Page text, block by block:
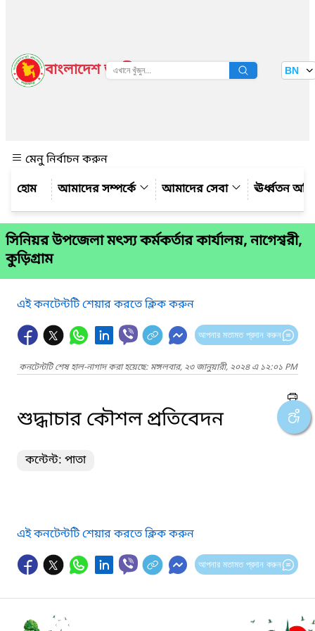
বাংলাদেশ জাতীয় তথ্য বাতায়ন BN
মেনু নির্বাচন করুন
আমাদের সম্পর্কে
আমাদের সেবা ঊর্ধ্বতন
সিনিয়র উপজেলা মৎস্য কর্মকর্তার কার্যালয়, নাগেশ্বরী,
কুড়িগ্রাম
এই কনটেন্টটি শেয়ার করতে ক্লিক করুন
আপনার মতামত প্রদান করুন
কনটেন্টটি শেষ হাল-নাগাদ করা হয়েছে: মঙ্গলবার, ২৩ জানুয়ারী, ২০২৪ এ ১২:০১ PM
শুদ্ধাচার কৌশল প্রতিবেদন
কন্টেন্ট: পাতা
এই কনটেন্টটি শেয়ার করতে ক্লিক করুন
আপনার মতামত প্রদান করুন